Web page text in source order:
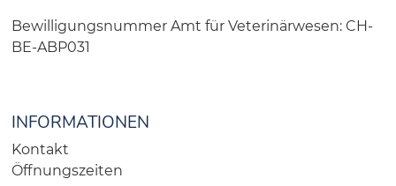
Bewilligungsnummer Amt für Veterinärwesen: CH-
BE-ABP031
INFORMATIONEN
Kontakt
Öffnungszeiten